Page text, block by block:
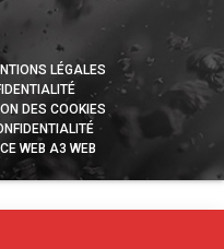
LÉGALES
DES COOKIES
WEB A3 WEB